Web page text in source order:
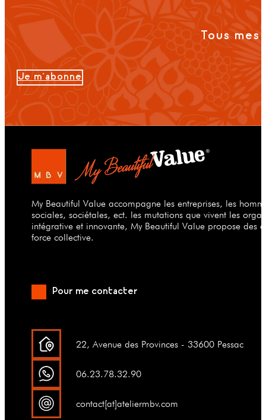
Tous
Je m'abonne
My Beautiful Value accompagne les entreprises, les
sociales, sociétales, ect. les mutations que vivent les
intégrative et innovante, My Beautiful Value propose des
force collective.
Pour me contacter
22, Avenue des Provinces - 33600 Pessac
06.23.78.32.90
contact[at]ateliermbv.com